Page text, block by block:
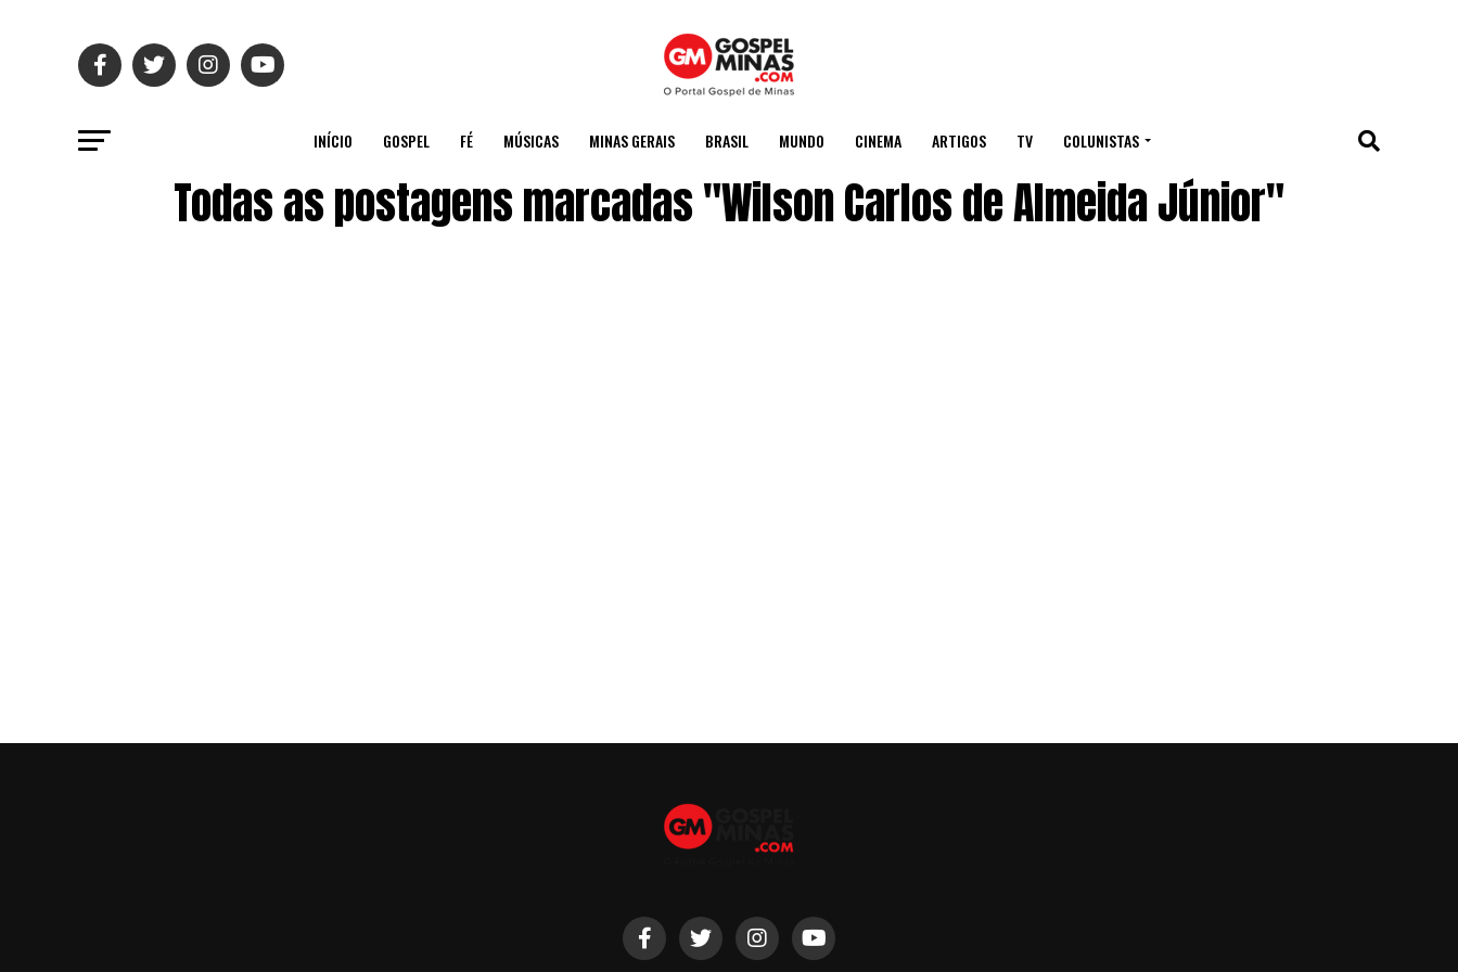
INÍCIO GOSPEL FÉ MÚSICAS MINAS GERAIS BRASIL MUNDO CINEMA ARTIGOS TV COLUNISTAS
Todas as postagens marcadas "Wilson Carlos de Almeida Júnior"